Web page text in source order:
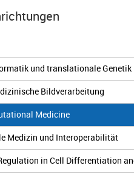
und translationale Genetik
Bildverarbeitung
Medicine
Medizin und Interoperabilität
in Cell Differentiation